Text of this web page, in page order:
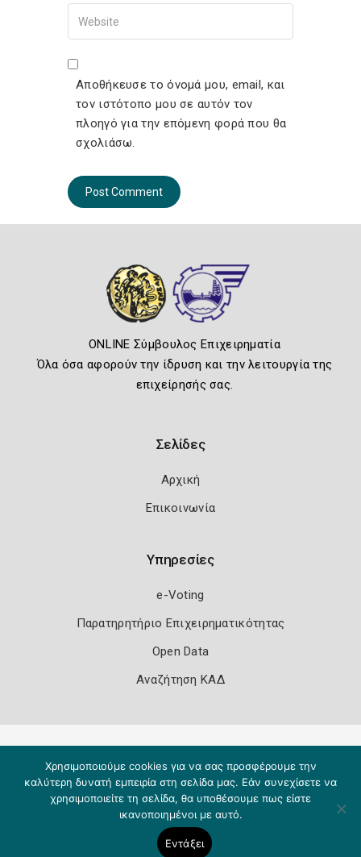
Your Website
Αποθήκευσε το όνομά μου, email, και
τον ιστότοπο μου σε αυτόν τον
πλοηγό για την επόμενη φορά που θα
σχολιάσω.
ONLINE Σύμβουλος Επιχειρηματία
Όλα όσα αφορούν την ίδρυση και την λειτουργία της
επιχείρησής σας.
Σελίδες
Αρχική
Επικοινωνία
Υπηρεσίες
e-Voting
Παρατηρητήριο Επιχειρηματικότητας
Open Data
Αναζήτηση ΚΑΔ
Χρησιμοποιούμε cookies για να σας προσφέρουμε την
καλύτερη δυνατή εμπειρία στη σελίδα μας. Εάν συνεχίσετε να
χρησιμοποιείτε τη σελίδα, θα υποθέσουμε πως είστε
ικανοποιημένοι με αυτό.
Εντάξει
Copyright 2026 Knowledge A.E.